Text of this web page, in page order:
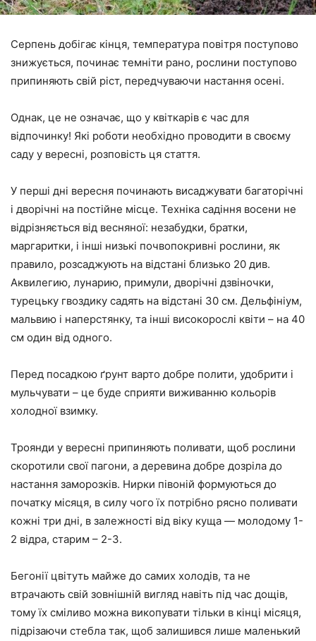
Серпень добігає кінця, температура повітря поступово
знижується, починає темніти рано, рослини поступово
припиняють свій ріст, передчуваючи настання осені.
Однак, це не означає, що у квіткарів є час для
відпочинку! Які роботи необхідно проводити в своєму
саду у вересні, розповість ця стаття.
У перші дні вересня починають висаджувати багаторічні
і дворічні на постійне місце. Техніка садіння восени не
відрізняється від весняної: незабудки, братки,
маргаритки, і інші низькі почвопокривні рослини, як
правило, розсаджують на відстані близько 20 див.
Аквилегию, лунарию, примули, дворічні дзвіночки,
турецьку гвоздику садять на відстані 30 см. Дельфініум,
мальвию і наперстянку, та інші високорослі квіти – на 40
см один від одного.
Перед посадкою ґрунт варто добре полити, удобрити і
мульчувати – це буде сприяти виживанню кольорів
холодної взимку.
Троянди у вересні припиняють поливати, щоб рослини
скоротили свої пагони, а деревина добре дозріла до
настання заморозків. Нирки півоній формуються до
початку місяця, в силу чого їх потрібно рясно поливати
кожні три дні, в залежності від віку куща — молодому 1-
2 відра, старим – 2-3.
Бегонії цвітуть майже до самих холодів, та не
втрачають свій зовнішній вигляд навіть під час дощів,
тому їх сміливо можна викопувати тільки в кінці місяця,
підрізаючи стебла так, щоб залишився лише маленький